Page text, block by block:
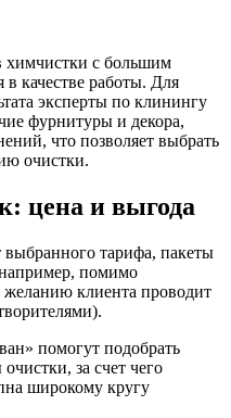
химчистки с большим
в качестве работы. Для
эксперты по клинингу
фурнитуры и декора,
что позволяет выбрать
очистки.
цена и выгода
выбранного тарифа, пакеты
помимо
желанию клиента проводит
помогут подобрать
за счет чего
широкому кругу